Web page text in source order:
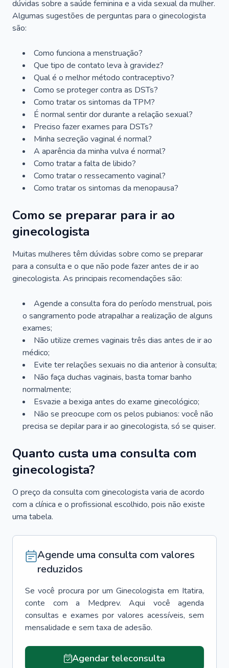
dúvidas sobre a saúde feminina e a vida sexual da mulher.
Algumas sugestões de perguntas para o ginecologista
são:
Como funciona a menstruação?
Que tipo de contato leva à gravidez?
Qual é o melhor método contraceptivo?
Como se proteger contra as DSTs?
Como tratar os sintomas da TPM?
É normal sentir dor durante a relação sexual?
Preciso fazer exames para DSTs?
Minha secreção vaginal é normal?
A aparência da minha vulva é normal?
Como tratar a falta de libido?
Como tratar o ressecamento vaginal?
Como tratar os sintomas da menopausa?
Como se preparar para ir ao
ginecologista
Muitas mulheres têm dúvidas sobre como se preparar
para a consulta e o que não pode fazer antes de ir ao
ginecologista. As principais recomendações são:
Agende a consulta fora do período menstrual, pois
o sangramento pode atrapalhar a realização de alguns
exames;
Não utilize cremes vaginais três dias antes de ir ao
médico;
Evite ter relações sexuais no dia anterior à consulta;
Não faça duchas vaginais, basta tomar banho
normalmente;
Esvazie a bexiga antes do exame ginecológico;
Não se preocupe com os pelos pubianos: você não
precisa se depilar para ir ao ginecologista, só se quiser.
Quanto custa uma consulta com
ginecologista?
O preço da consulta com ginecologista varia de acordo
com a clínica e o profissional escolhido, pois não existe
uma tabela.
Agende uma consulta com valores
reduzidos
Se você procura por um Ginecologista em Itatira,
conte com a Medprev. Aqui você agenda
consultas e exames por valores acessíveis, sem
mensalidade e sem taxa de adesão.
Agendar teleconsulta